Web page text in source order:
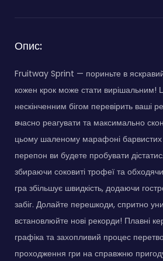
Опис:
Fruitway Sprint — пориньте в
кожен крок може стати вирішальним!
нескінченним бігом перевірить ваші
вчасно реагувати та максимально
цьому шаленому марафоні барвистих
перепон ви будете пробувати
збираючи соковиті трофеї та
гра збільшує швидкість, додаючи
забіг. Долайте перешкоди, спритно
встановлюйте нові рекорди! Плавні
графіка та захопливий процес
проходження гри на справжню